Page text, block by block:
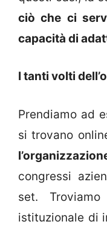
ciò che ci
capacità di
I tanti volti
Prendiamo ad
si trovano
congressi
set.
istituzionale di